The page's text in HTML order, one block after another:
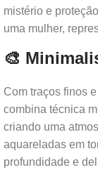
mistério e
uma mulher,
🎨
Com traços finos
combina técnica
criando uma
aquareladas em
profundidade e